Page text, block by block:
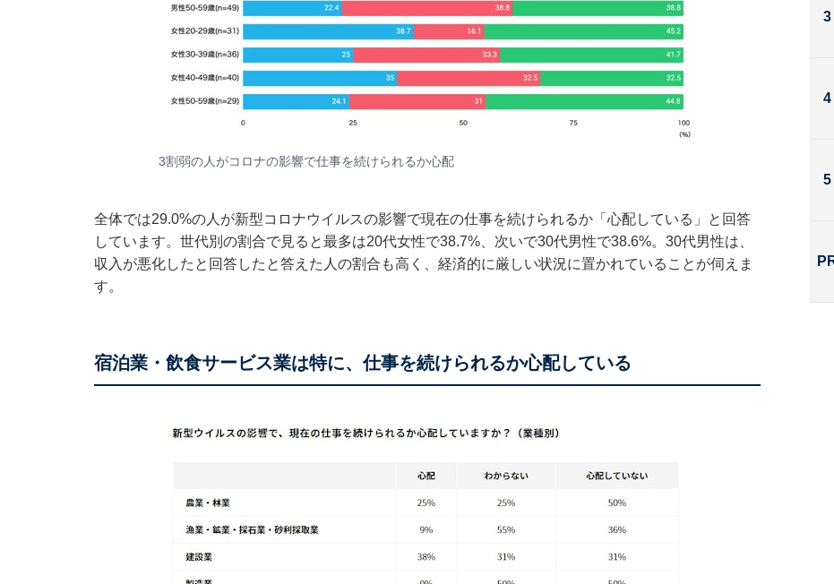
3割弱の人がコロナの影響で仕事を続けられるか心配
全体では29.0%の人が新型コロナウイルスの影響で現在の仕事を続けられるか「心配している」と回答
しています。世代別の割合で見ると最多は20代女性で38.7%、次いで30代男性で38.6%。30代男性は、
収入が悪化したと回答したと答えた人の割合も高く、経済的に厳しい状況に置かれていることが伺えま
す。
宿泊業・飲食サービス業は特に、仕事を続けられるか心配している
3
4
5